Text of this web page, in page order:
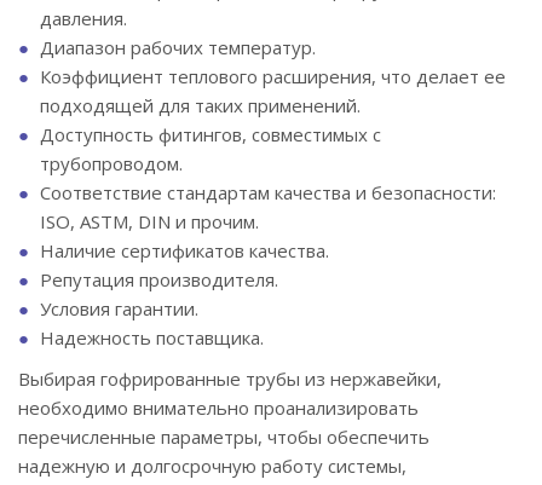
давления.
Диапазон рабочих температур.
Коэффициент теплового расширения, что делает ее
подходящей для таких применений.
Доступность фитингов, совместимых с
трубопроводом.
Соответствие стандартам качества и безопасности:
ISO, ASTM, DIN и прочим.
Наличие сертификатов качества.
Репутация производителя.
Условия гарантии.
Надежность поставщика.
Выбирая гофрированные трубы из нержавейки,
необходимо внимательно проанализировать
перечисленные параметры, чтобы обеспечить
надежную и долгосрочную работу системы,